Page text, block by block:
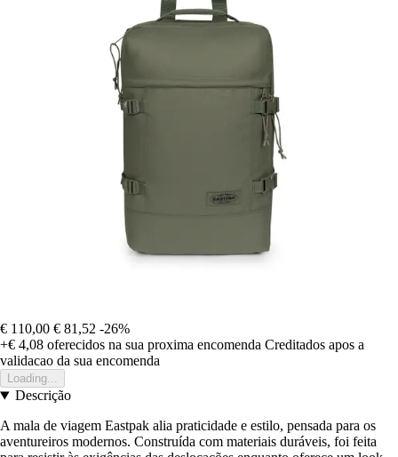
€ 110,00 € 81,52 -26%
+€ 4,08 oferecidos na sua proxima encomenda Creditados apos a
validacao da sua encomenda
Loading...
Descrição
A mala de viagem Eastpak alia praticidade e estilo, pensada para os
aventureiros modernos. Construída com materiais duráveis, foi feita